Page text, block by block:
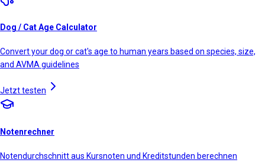
Dog / Cat Age Calculator
Convert your dog or cat's age to human years based on species, size,
and AVMA guidelines
Jetzt testen
Notenrechner
Notendurchschnitt aus Kursnoten und Kreditstunden berechnen